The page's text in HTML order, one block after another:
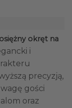
okręt na
i
precyzją,
gości
oraz